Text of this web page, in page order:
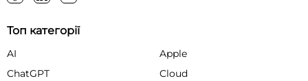
Топ категорії
AI
Apple
ChatGPT
Cloud